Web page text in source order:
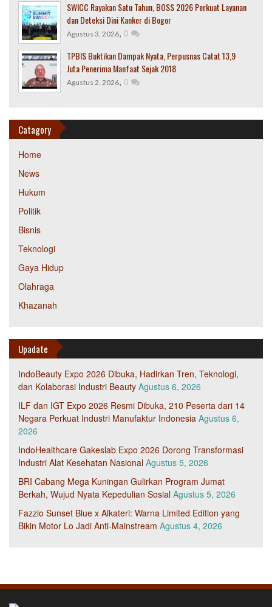
SWICC Rayakan Satu Tahun, BOSS 2026 Perkuat Layanan
dan Deteksi Dini Kanker di Bogor
Agustus 3, 2026, 0
TPBIS Buktikan Dampak Nyata, Perpusnas Catat 13,9
Juta Penerima Manfaat Sejak 2018
Agustus 2, 2026, 0
Catagory
Home
News
Hukum
Politik
Bisnis
Teknologi
Gaya Hidup
Olahraga
Khazanah
Upadate
IndoBeauty Expo 2026 Dibuka, Hadirkan Tren, Teknologi,
dan Kolaborasi Industri Beauty Agustus 6, 2026
ILF dan IGT Expo 2026 Resmi Dibuka, 210 Peserta dari 14
Negara Perkuat Industri Manufaktur Indonesia Agustus 6,
2026
IndoHealthcare Gakeslab Expo 2026 Dorong Transformasi
Industri Alat Kesehatan Nasional Agustus 5, 2026
BRI Cabang Mega Kuningan Gulirkan Program Jumat
Berkah, Wujud Nyata Kepedulian Sosial Agustus 5, 2026
Fazzio Sunset Blue x Alkateri: Warna Limited Edition yang
Bikin Motor Lo Jadi Anti-Mainstream Agustus 4, 2026